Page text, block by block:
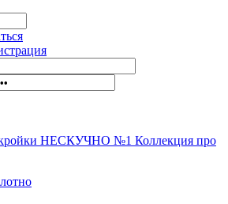
НЕСКУЧНО №1 Коллекция про